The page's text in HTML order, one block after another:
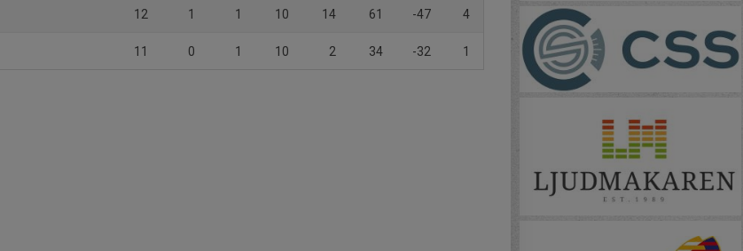
12 1 1 10 14 61 -47 4
11 0 1 10 2 34 -32 1